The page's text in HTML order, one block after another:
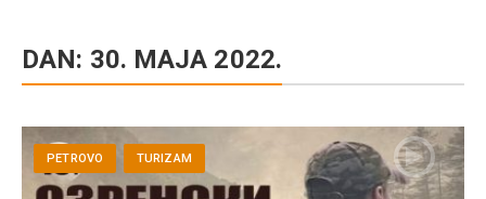
DAN: 30. MAJA 2022.
PETROVO TURIZAM